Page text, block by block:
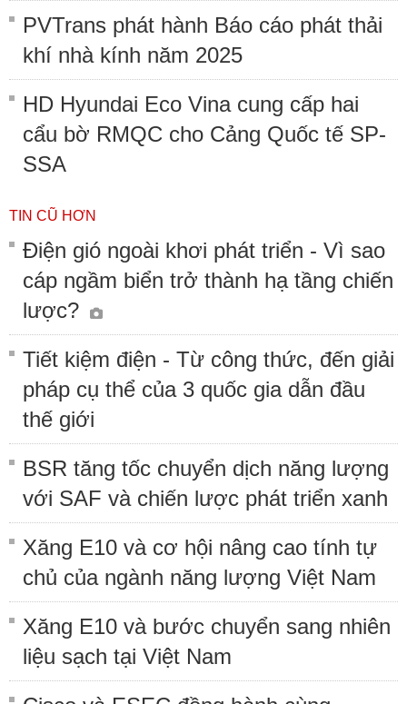
PVTrans phát hành Báo cáo phát thải
khí nhà kính năm 2025
HD Hyundai Eco Vina cung cấp hai
cẩu bờ RMQC cho Cảng Quốc tế SP-
SSA
TIN CŨ HƠN
Điện gió ngoài khơi phát triển - Vì sao
cáp ngầm biển trở thành hạ tầng chiến
lược?
Tiết kiệm điện - Từ công thức, đến giải
pháp cụ thể của 3 quốc gia dẫn đầu
thế giới
BSR tăng tốc chuyển dịch năng lượng
với SAF và chiến lược phát triển xanh
Xăng E10 và cơ hội nâng cao tính tự
chủ của ngành năng lượng Việt Nam
Xăng E10 và bước chuyển sang nhiên
liệu sạch tại Việt Nam